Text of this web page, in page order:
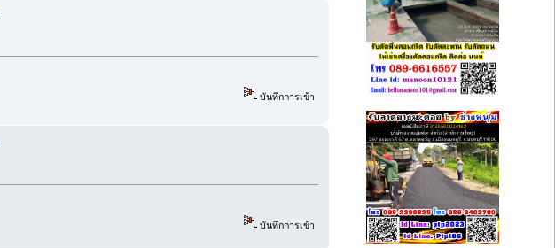
บันทึกการเข้า
บันทึกการเข้า